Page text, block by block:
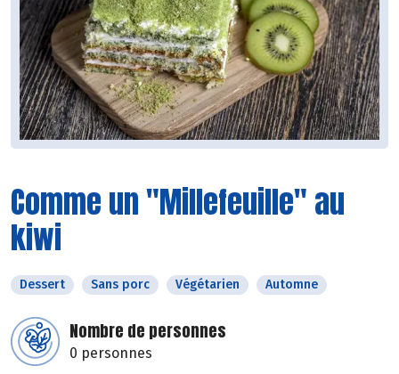
Comme un "Millefeuille" au
kiwi
Dessert Sans porc Végétarien Automne
Nombre de personnes
0 personnes